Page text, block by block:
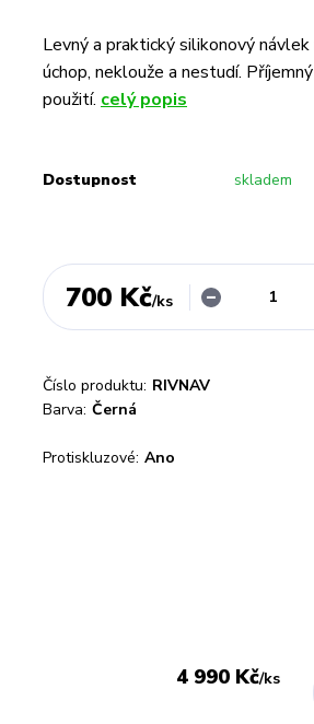
Levný a praktický silikonový
úchop, neklouže a nestudí.
použití. celý popis
Dostupnost skladem
700 Kč/ks
Číslo produktu: RIVNAV
Barva: Černá
Protiskluzové: Ano
4 990 Kč/ks